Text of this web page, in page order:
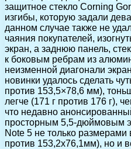
защитное стекло Corning
изгибы, которую задали
данном случае также не
чаяния покупателей,
экран, а заднюю панель,
к боковым ребрам из
неизменной диагонали
новинки удалось сделать
против 153,5×78,6 мм),
легче (171 г против 176 г),
что недавно
просторным 5,5-дюймовым
Note 5 не только
против 153,2х76,1мм), но и